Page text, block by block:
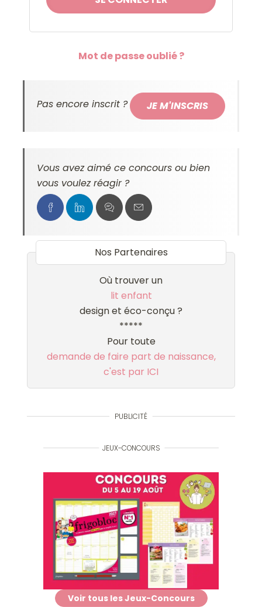
Mot de passe oublié ?
Pas encore inscrit ? JE M'INSCRIS
Vous avez aimé ce concours ou bien
vous voulez réagir ?
Nos Partenaires
Où trouver un
lit enfant
design et éco-conçu ?
*****
Pour toute
demande de faire part de naissance,
c'est par ICI
PUBLICITÉ
JEUX-CONCOURS
Voir tous les Jeux-Concours